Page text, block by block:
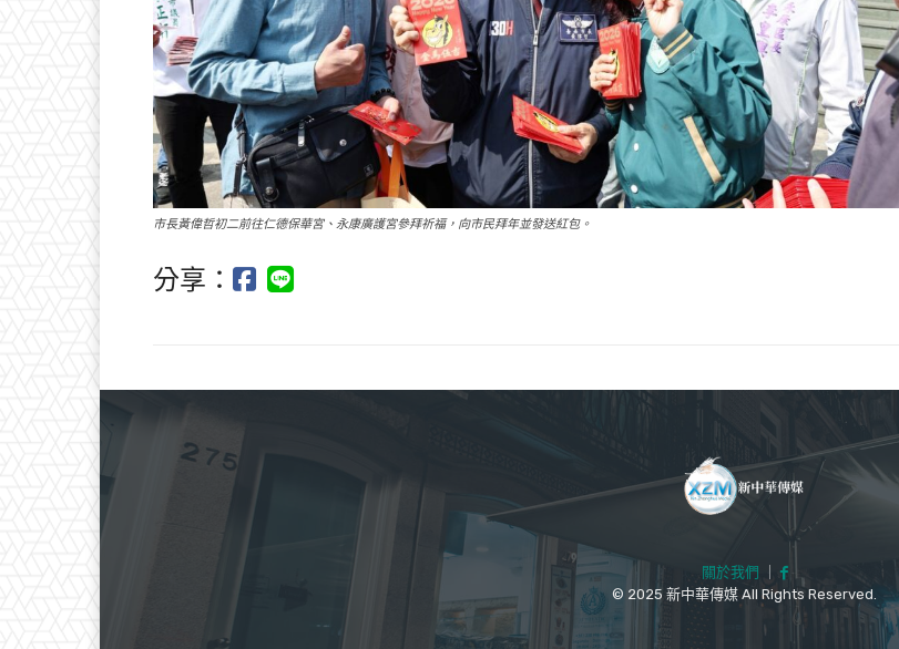
市長黃偉哲初二前往仁德保華宮、永康廣護宮參拜祈福，向市民拜年並發送紅包。
分享：
關於我們
© 2025 新中華傳媒 All Rights Reserved.